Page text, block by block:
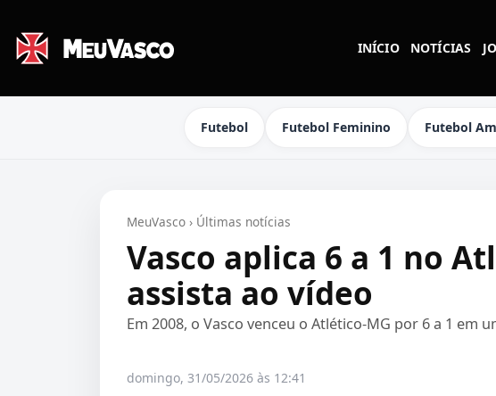
INÍCIO NOTÍCIAS
Futebol Futebol Feminino Futebol
MeuVasco › Últimas notícias
Vasco aplica 6 a 1 no
assista ao vídeo
Em 2008, o Vasco venceu o Atlético-MG por 6 a 1 em
domingo, 31/05/2026 às 12:41